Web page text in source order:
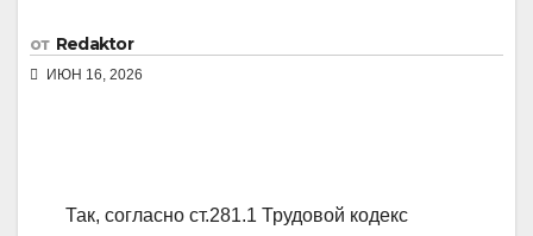
от Redaktor
ИЮН 16, 2026
Так, согласно ст.281.1 Трудовой кодекс